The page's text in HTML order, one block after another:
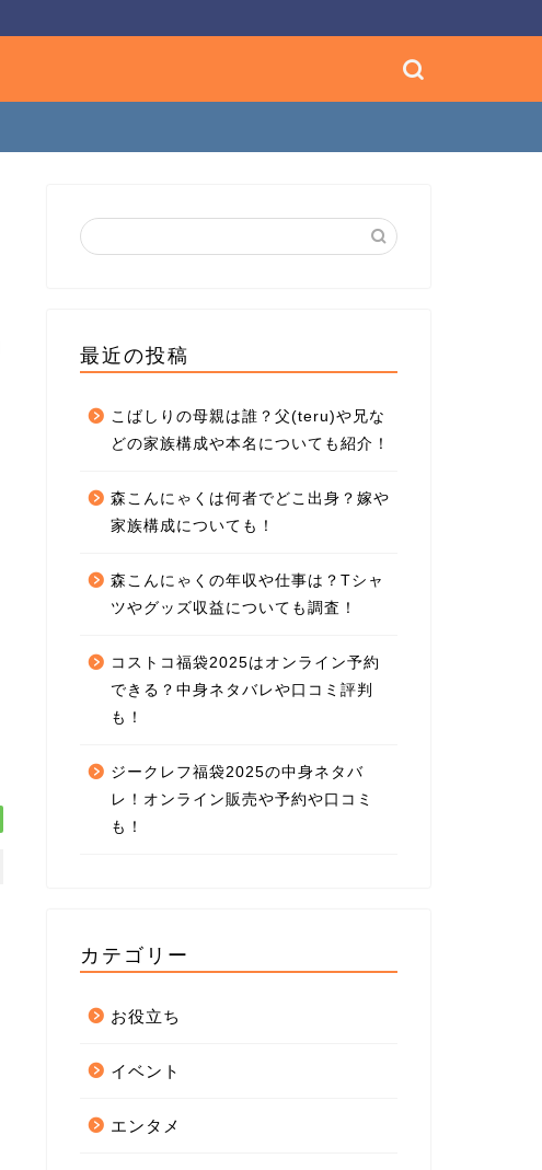
最近の投稿
こばしりの母親は誰？父(teru)や兄な
どの家族構成や本名についても紹介！
森こんにゃくは何者でどこ出身？嫁や
家族構成についても！
森こんにゃくの年収や仕事は？Tシャ
ツやグッズ収益についても調査！
コストコ福袋2025はオンライン予約
できる？中身ネタバレや口コミ評判
も！
ジークレフ福袋2025の中身ネタバ
レ！オンライン販売や予約や口コミ
も！
カテゴリー
お役立ち
イベント
エンタメ